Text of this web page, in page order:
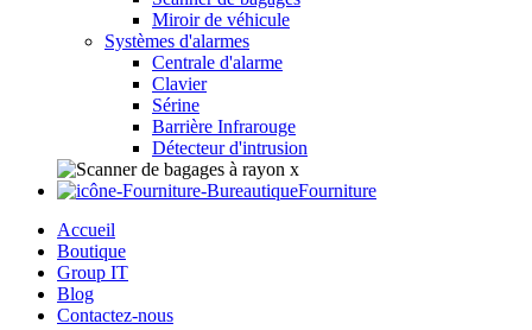
Miroir de véhicule
Systèmes d'alarmes
Centrale d'alarme
Clavier
Sérine
Barrière Infrarouge
Détecteur d'intrusion
Fourniture
Accueil
Boutique
Group IT
Blog
Contactez-nous